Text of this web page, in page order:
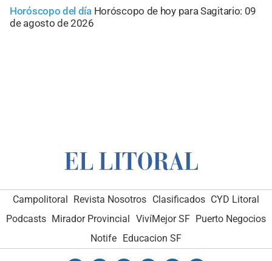
Horóscopo del día Horóscopo de hoy para Sagitario: 09
de agosto de 2026
Campolitoral Revista Nosotros Clasificados CYD Litoral
Podcasts Mirador Provincial VivíMejor SF Puerto Negocios
Notife Educacion SF